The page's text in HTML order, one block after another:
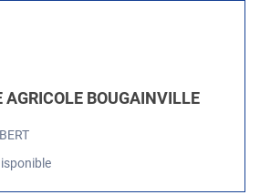
AGRICOLE BOUGAINVILLE